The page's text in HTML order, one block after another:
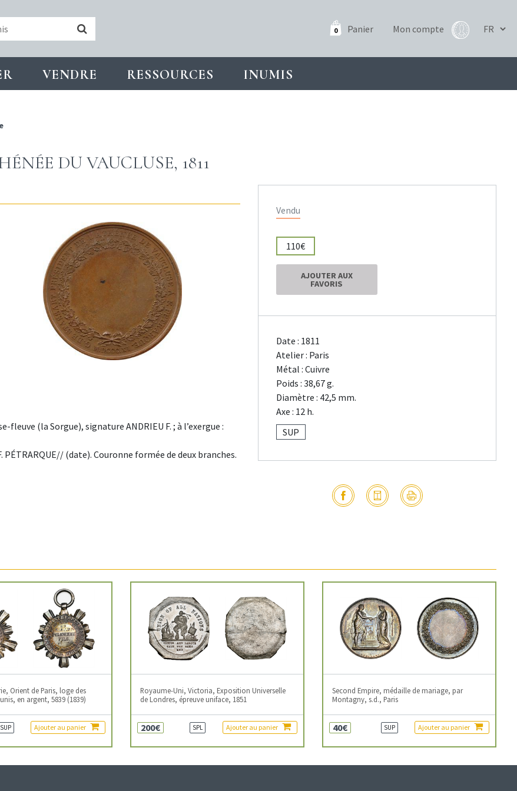
0 Panier Mon compte
VENDRE RESSOURCES INUMIS
DU VAUCLUSE, 1811
fleuve (la Sorgue), signature ANDRIEU F. ; à l’exergue :
F. PÉTRARQUE// (date). Couronne formée de deux branches.
Vendu
110€
AJOUTER AUX
FAVORIS
Date : 1811
Atelier : Paris
Métal : Cuivre
Poids : 38,67 g.
Diamètre : 42,5 mm.
Axe : 12 h.
SUP
Orient de Paris, loge des
en argent, 5839 (1839)
SUP Ajouter au panier
Royaume-Uni, Victoria, Exposition Universelle
de Londres, épreuve uniface, 1851
200€ SPL Ajouter au panier
Second Empire, médaille de mariage, par
Montagny, s.d., Paris
40€ SUP Ajouter au panier